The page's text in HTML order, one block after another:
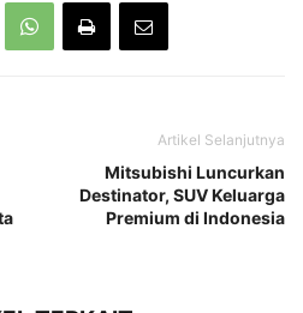
Artikel Selanjutnya
Mitsubishi Luncurkan
Destinator, SUV Keluarga
Premium di Indonesia